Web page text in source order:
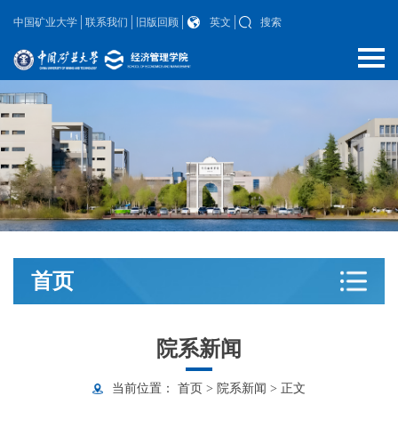
中国矿业大学 联系我们 旧版回顾 英文 搜索
首页
院系新闻
当前位置： 首页 > 院系新闻 > 正文